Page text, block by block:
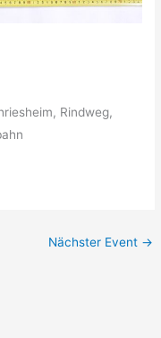
Rindweg,
Nächster Event →